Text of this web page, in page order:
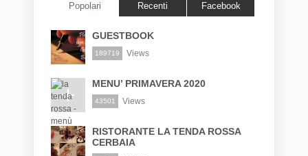
Popolari Recenti Facebook
GUESTBOOK
189719 Views
MENU’ PRIMAVERA 2020
43501 Views
RISTORANTE LA TENDA ROSSA
CERBAIA